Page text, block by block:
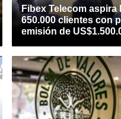
Fibex Telecom aspira
650.000 clientes con
emisión de